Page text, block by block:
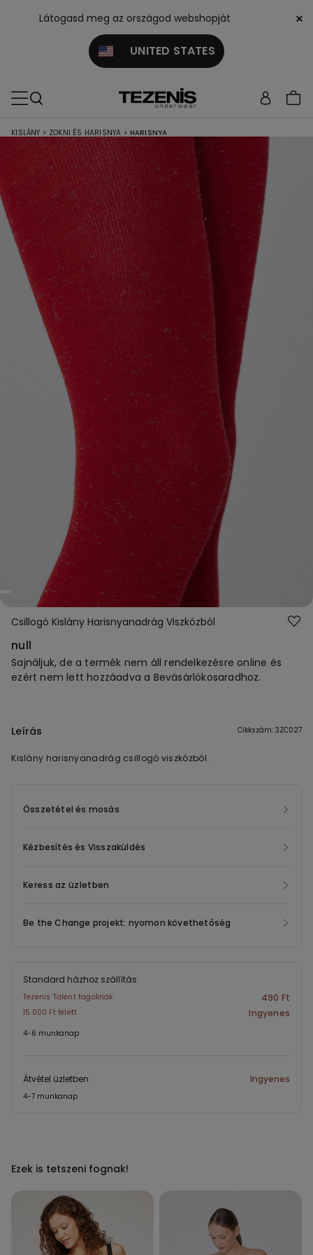
Látogasd meg az országod webshopját
UNITED STATES
×
KISLÁNY > ZOKNI ÉS HARISNYA > HARISNYA
Csillogó Kislány Harisnyanadrág Viszkózból
null
Sajnáljuk, de a termék nem áll rendelkezésre online és
ezért nem lett hozzáadva a Bevásárlókosaradhoz.
Leírás Cikkszám: 3ZC027
Kislány harisnyanadrág csillogó viszkózból.
Összetétel és mosás
Kézbesítés és Visszaküldés
Keress az üzletben
Be the Change projekt: nyomon követhetőség
Standard házhoz szállítás
Tezenis Talent tagoknak 490 Ft
15.000 Ft felett Ingyenes
4-6 munkanap
Átvétel üzletben Ingyenes
4-7 munkanap
Ezek is tetszeni fognak!